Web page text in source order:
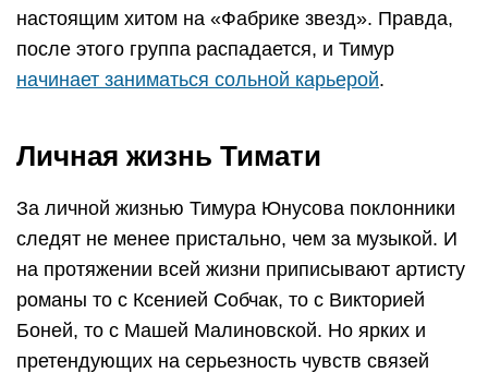
настоящим хитом на «Фабрике звезд». Правда,
после этого группа распадается, и Тимур
начинает заниматься сольной карьерой.
Личная жизнь Тимати
За личной жизнью Тимура Юнусова поклонники
следят не менее пристально, чем за музыкой. И
на протяжении всей жизни приписывают артисту
романы то с Ксенией Собчак, то с Викторией
Боней, то с Машей Малиновской. Но ярких и
претендующих на серьезность чувств связей